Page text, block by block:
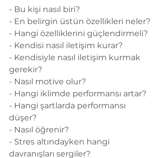
- Bu kişi nasıl biri?
- En belirgin üstün özellikleri neler?
- Hangi özelliklerini güçlendirmeli?
- Kendisi nasıl iletişim kurar?
- Kendisiyle nasıl iletişim kurmak
gerekir?
- Nasıl motive olur?
- Hangi iklimde performansı artar?
- Hangi şartlarda performansı
düşer?
- Nasıl öğrenir?
- Stres altındayken hangi
davranışları sergiler?